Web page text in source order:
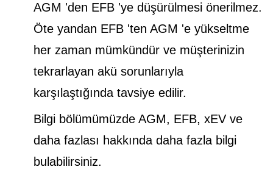
AGM 'den EFB 'ye düşürülmesi önerilmez.
Öte yandan EFB 'ten AGM 'e yükseltme
her zaman mümkündür ve müşterinizin
tekrarlayan akü sorunlarıyla
karşılaştığında tavsiye edilir.
Bilgi bölümümüzde AGM, EFB, xEV ve
daha fazlası hakkında daha fazla bilgi
bulabilirsiniz.